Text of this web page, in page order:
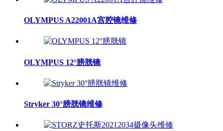
OLYMPUS A22001A宫腔镜维修
OLYMPUS 12°膀胱镜
Stryker 30°膀胱镜维修